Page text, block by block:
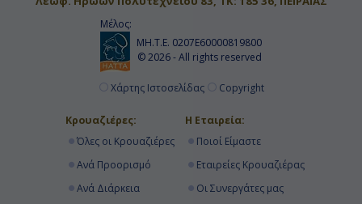
Μέλος:
ΜΗ.Τ.Ε. 0207Ε60000819800
© 2026 - All rights reserved
Χάρτης Ιστοσελίδας Copyright
Κρουαζιέρες:
Όλες οι Κρουαζιέρες
Ανά Προορισμό
Ανά Διάρκεια
Η Εταιρεία:
Ποιοί Είμαστε
Εταιρείες Κρουαζιέρας
Οι Συνεργάτες μας